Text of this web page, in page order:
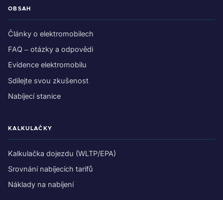
OBSAH
Články o elektromobilech
FAQ – otázky a odpovědi
Evidence elektromobilu
Sdílejte svou zkušenost
Nabíjecí stanice
KALKULAČKY
Kalkulačka dojezdu (WLTP/EPA)
Srovnání nabíjecích tarifů
Náklady na nabíjení